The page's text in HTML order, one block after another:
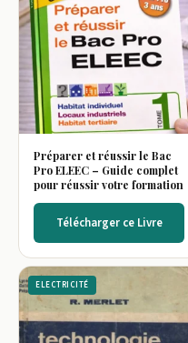
Préparer et réussir le Bac
Pro ELEEC – Guide complet
pour réussir votre formation
Télécharger ce Livre
ELECTRICITÉ